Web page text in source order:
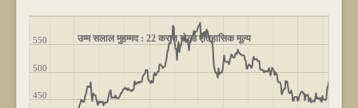
उम्म सलाल मुहम्मद : 22 करात गोल्ड ऐतिहासिक मूल्य
450
500
550